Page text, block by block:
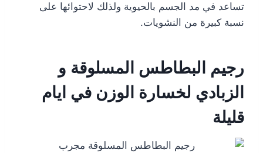
تساعد في مد الجسم بالحيوية ولذلك لاحتوائها على
نسبة كبيرة من النشويات.
رجيم البطاطس المسلوقة و
الزبادي لخسارة الوزن في ايام
قليلة